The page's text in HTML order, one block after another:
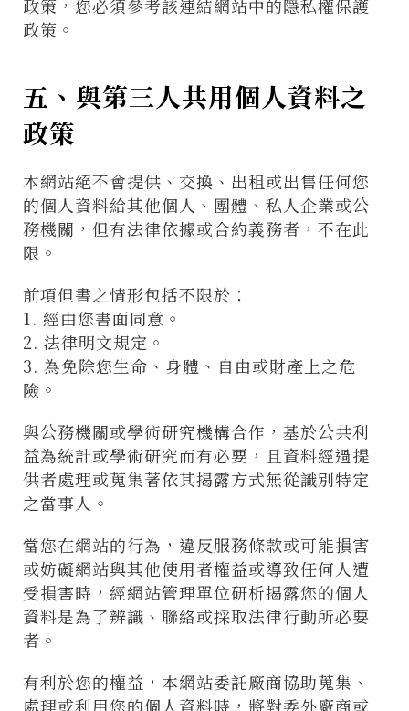
政策，您必須參考該連結網站中的隱私權保護
政策。
五、與第三人共用個人資料之
政策
本網站絕不會提供、交換、出租或出售任何您
的個人資料給其他個人、團體、私人企業或公
務機關，但有法律依據或合約義務者，不在此
限。
前項但書之情形包括不限於：
1. 經由您書面同意。
2. 法律明文規定。
3. 為免除您生命、身體、自由或財產上之危
險。
與公務機關或學術研究機構合作，基於公共利
益為統計或學術研究而有必要，且資料經過提
供者處理或蒐集著依其揭露方式無從識別特定
之當事人。
當您在網站的行為，違反服務條款或可能損害
或妨礙網站與其他使用者權益或導致任何人遭
受損害時，經網站管理單位研析揭露您的個人
資料是為了辨識、聯絡或採取法律行動所必要
者。
有利於您的權益，本網站委託廠商協助蒐集、
處理或利用您的個人資料時，將對委外廠商或
僅必需的Cookies 同意